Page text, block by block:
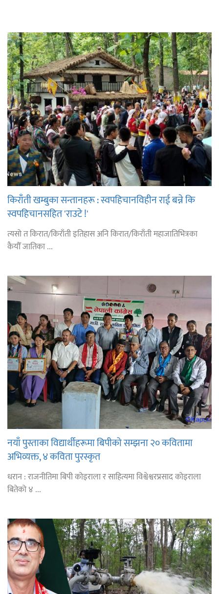
किराँती खम्बुका सन्तानहरू : स्वपहिचानविहीन राई बन्ने कि
स्वपहिचानसहित 'राउटे !'
त्यसो त किरात/किराँती इतिहास अनि किरात/किराँती महाजातिभित्रका
कैयौँ जातिका ...
नयाँ पुस्ताका विद्यार्थीहरूमा बिपीको सम्झना २० कवितामा
अभिव्यक्त, ४ कविता पुरस्कृत
धरान : राजनीतिमा बिपी कोइराला र साहित्यमा विश्वेश्वरप्रसाद कोइराला
बितेको ४ ...